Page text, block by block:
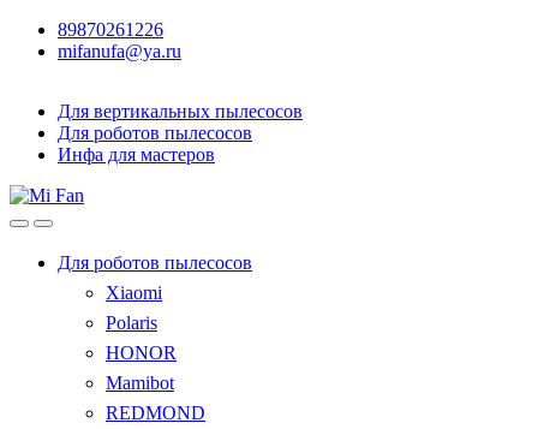
89870261226
mifanufa@ya.ru
Для вертикальных пылесосов
Для роботов пылесосов
Инфа для мастеров
Для роботов пылесосов
Xiaomi
Polaris
HONOR
Mamibot
REDMOND